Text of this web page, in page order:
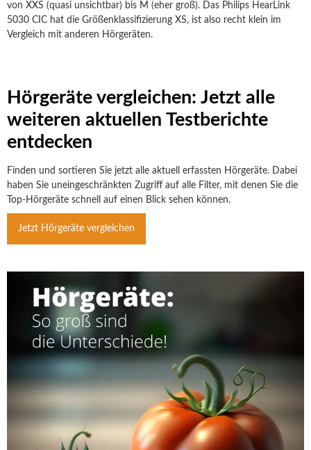
von XXS (quasi unsichtbar) bis M (eher groß). Das Philips HearLink
5030 CIC hat die Größenklassifizierung XS, ist also recht klein im
Vergleich mit anderen Hörgeräten.
Hörgeräte vergleichen: Jetzt alle
weiteren aktuellen Testberichte
entdecken
Finden und sortieren Sie jetzt alle aktuell erfassten Hörgeräte. Dabei
haben Sie uneingeschränkten Zugriff auf alle Filter, mit denen Sie die
Top-Hörgeräte schnell auf einen Blick sehen können.
Jetzt Hörgeräte vergleichen